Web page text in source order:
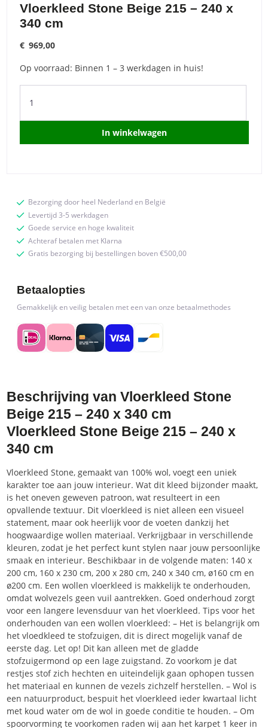
Vloerkleed Stone Beige 215 – 240 x
340 cm
€ 969,00
Op voorraad: Binnen 1 – 3 werkdagen in huis!
Stone
quantity
In winkelwagen
Bezorging door heel Nederland en België
Levertijd 3-5 werkdagen
Goede service en hoge kwaliteit
Achteraf betalen met Klarna
Gratis bezorging bij bestellingen boven €500,00
Betaalopties
Gemakkelijk en veilig betalen met een van onze betaalmethodes
Beschrijving van Vloerkleed Stone
Beige 215 – 240 x 340 cm
Vloerkleed Stone Beige 215 – 240 x
340 cm
Vloerkleed Stone, gemaakt van 100% wol, voegt een uniek
karakter toe aan jouw interieur. Wat dit kleed bijzonder maakt,
is het oneven geweven patroon, wat resulteert in een
opvallende textuur. Dit vloerkleed is niet alleen een visueel
statement, maar ook heerlijk voor de voeten dankzij het
hoogwaardige wollen materiaal. Verkrijgbaar in verschillende
kleuren, zodat je het perfect kunt stylen naar jouw persoonlijke
smaak en interieur. Beschikbaar in de volgende maten: 140 x
200 cm, 160 x 230 cm, 200 x 280 cm, 240 x 340 cm, ø160 cm en
ø200 cm. Een wollen vloerkleed is makkelijk te onderhouden,
omdat wolvezels geen vuil aantrekken. Goed onderhoud zorgt
voor een langere levensduur van het vloerkleed. Tips voor het
onderhouden van een wollen vloerkleed: – Het is belangrijk om
het vloedkleed te stofzuigen, dit is direct mogelijk vanaf de
eerste dag. Let op! Dit kan alleen met de gladde
stofzuigermond op een lage zuigstand. Zo voorkom je dat
restjes stof zich hechten en uiteindelijk gaan ophopen tussen
het materiaal en kunnen de vezels zichzelf herstellen. – Wol is
een natuurproduct, bespuit het vloerkleed ieder kwartaal licht
met koud water om de wol in goede conditie te houden. – Om
spoorvorming te voorkomen raden wij aan het karpet 1 keer in